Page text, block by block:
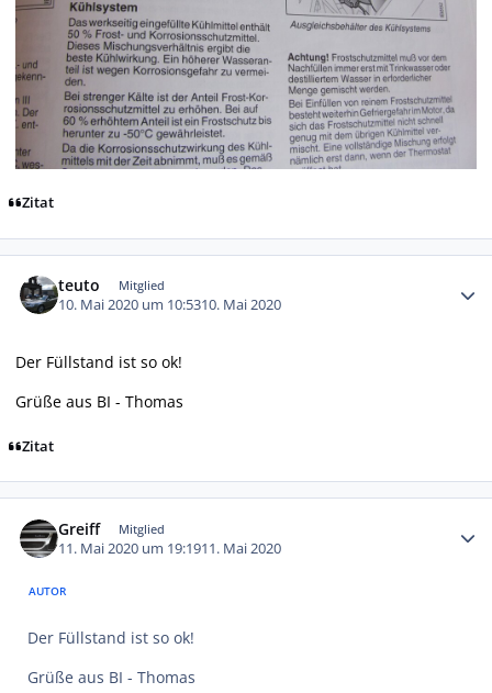
Zitat
teuto Mitglied
10. Mai 2020 um 10:5310. Mai 2020
Der Füllstand ist so ok!
Grüße aus BI - Thomas
Zitat
Greiff Mitglied
11. Mai 2020 um 19:1911. Mai 2020
AUTOR
Der Füllstand ist so ok!
Grüße aus BI - Thomas